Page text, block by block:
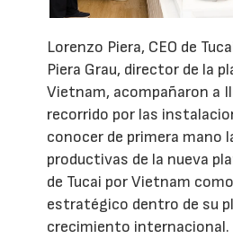
Lorenzo Piera, CEO de
Piera Grau, director de la
Vietnam, acompañaron a
recorrido por las
conocer de primera mano
productivas de la nueva
de Tucai por Vietnam
estratégico dentro de su
crecimiento